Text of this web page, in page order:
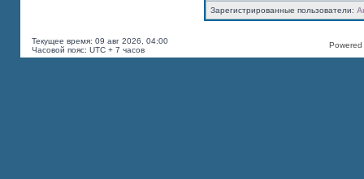
Зарегистрированные пользователи:
Текущее время: 09 авг 2026, 04:00
Часовой пояс: UTC + 7 часов